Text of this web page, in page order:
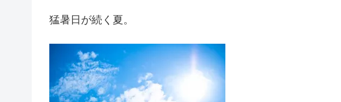
猛暑日が続く夏。